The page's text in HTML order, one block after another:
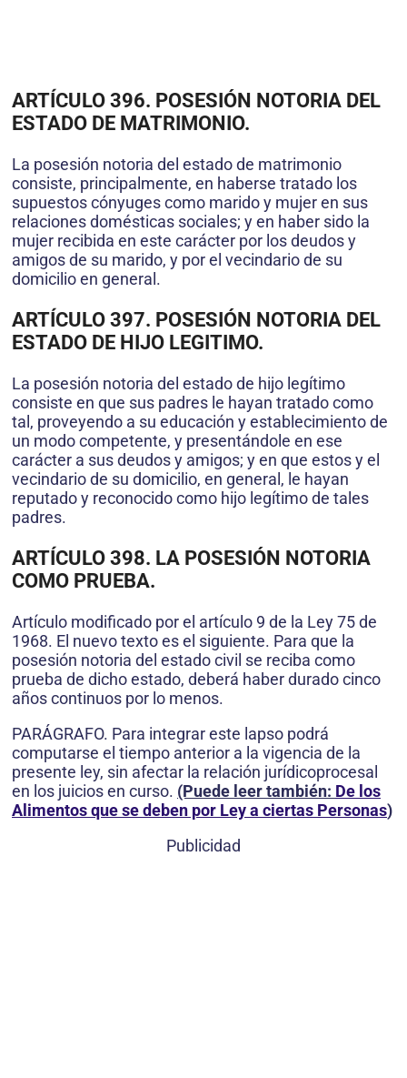
ARTÍCULO 396. POSESIÓN NOTORIA DEL
ESTADO DE MATRIMONIO.
La posesión notoria del estado de matrimonio
consiste, principalmente, en haberse tratado los
supuestos cónyuges como marido y mujer en sus
relaciones domésticas sociales; y en haber sido la
mujer recibida en este carácter por los deudos y
amigos de su marido, y por el vecindario de su
domicilio en general.
ARTÍCULO 397. POSESIÓN NOTORIA DEL
ESTADO DE HIJO LEGITIMO.
La posesión notoria del estado de hijo legítimo
consiste en que sus padres le hayan tratado como
tal, proveyendo a su educación y establecimiento de
un modo competente, y presentándole en ese
carácter a sus deudos y amigos; y en que estos y el
vecindario de su domicilio, en general, le hayan
reputado y reconocido como hijo legítimo de tales
padres.
ARTÍCULO 398. LA POSESIÓN NOTORIA
COMO PRUEBA.
Artículo modificado por el artículo 9 de la Ley 75 de
1968. El nuevo texto es el siguiente. Para que la
posesión notoria del estado civil se reciba como
prueba de dicho estado, deberá haber durado cinco
años continuos por lo menos.
PARÁGRAFO. Para integrar este lapso podrá
computarse el tiempo anterior a la vigencia de la
presente ley, sin afectar la relación jurídicoprocesal
en los juicios en curso. (Puede leer también: De los
Alimentos que se deben por Ley a ciertas Personas)
Publicidad